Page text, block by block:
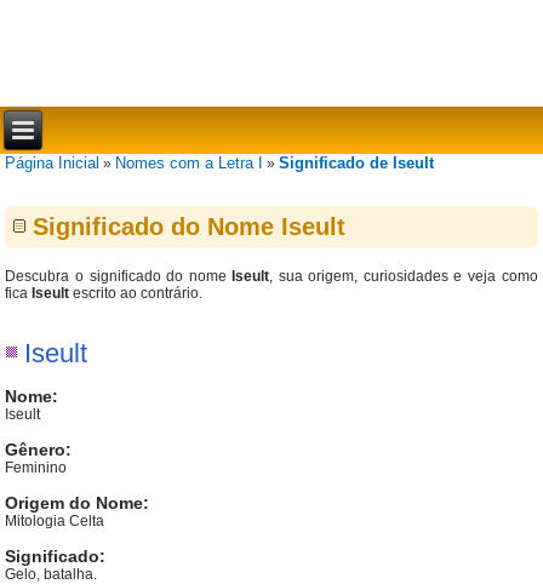
Página Inicial » Nomes com a Letra I »Significado de Iseult
Significado do Nome Iseult
Descubra o significado do nome Iseult, sua origem, curiosidades e veja como
fica Iseult escrito ao contrário.
Iseult
Nome:
Iseult
Gênero:
Feminino
Origem do Nome:
Mitologia Celta
Significado:
Gelo, batalha.